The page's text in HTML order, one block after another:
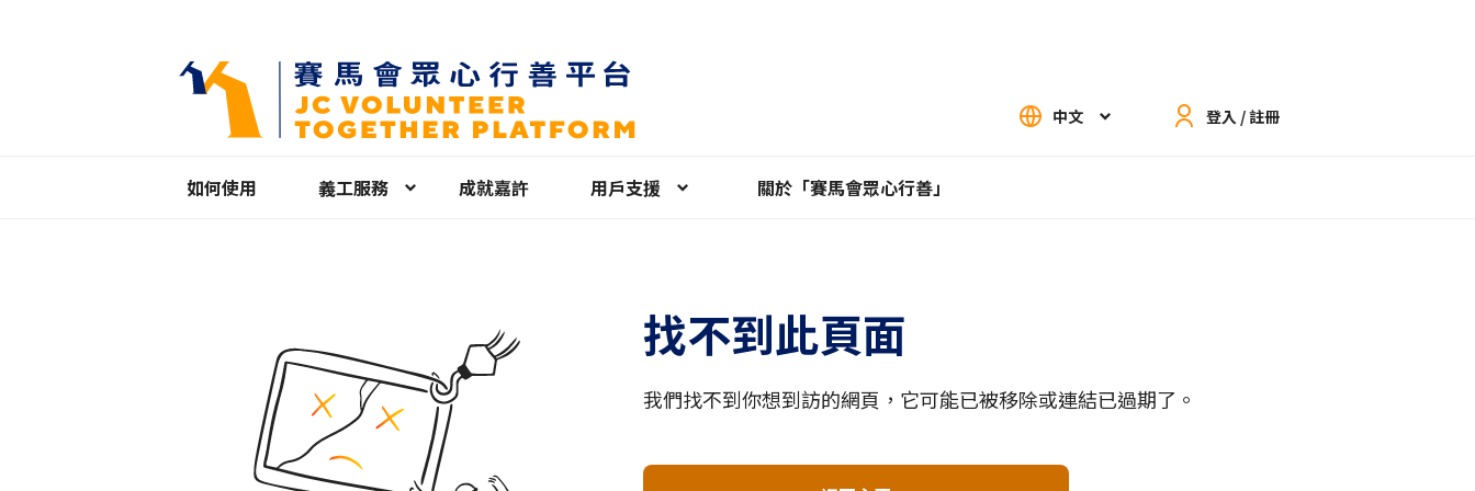
中文 登入 / 註冊
如何使用 義工服務 成就嘉許 用戶支援 關於「賽馬會眾心行善」
找不到此頁面
我們找不到你想到訪的網頁，它可能已被移除或連結已過期了。